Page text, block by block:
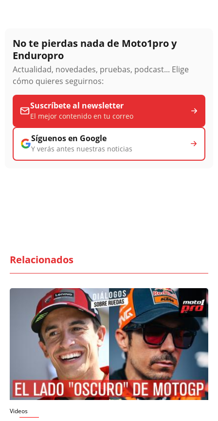
No te pierdas nada de Moto1pro y
Enduropro
Actualidad, novedades, pruebas, podcast... Elige
cómo quieres seguirnos:
Suscríbete al newsletter
El mejor contenido en tu correo
Síguenos en Google
Y verás antes nuestras noticias
Relacionados
Videos